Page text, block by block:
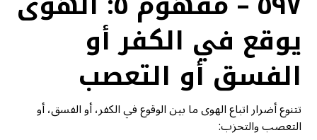
يوقع في الكفر أو
الفسق أو التعصب
تتنوع أضرار اتباع الهوى ما بين الوقوع في الكفر، أو الفسق، أو
التعصب والتحزب: